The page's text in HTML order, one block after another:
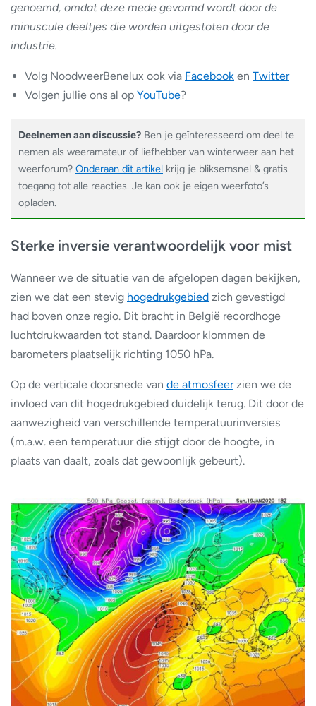
genoemd, omdat deze mede gevormd wordt door de
minuscule deeltjes die worden uitgestoten door de
industrie.
Volg NoodweerBenelux ook via Facebook en Twitter
Volgen jullie ons al op YouTube?
Deelnemen aan discussie? Ben je geïnteresseerd om deel te
nemen als weeramateur of liefhebber van winterweer aan het
weerforum? Onderaan dit artikel krijg je bliksemsnel & gratis
toegang tot alle reacties. Je kan ook je eigen weerfoto’s
opladen.
Sterke inversie verantwoordelijk voor mist
Wanneer we de situatie van de afgelopen dagen bekijken,
zien we dat een stevig hogedrukgebied zich gevestigd
had boven onze regio. Dit bracht in België recordhoge
luchtdrukwaarden tot stand. Daardoor klommen de
barometers plaatselijk richting 1050 hPa.
Op de verticale doorsnede van de atmosfeerzien we de
invloed van dit hogedrukgebied duidelijk terug. Dit door de
aanwezigheid van verschillende temperatuurinversies
(m.a.w. een temperatuur die stijgt door de hoogte, in
plaats van daalt, zoals dat gewoonlijk gebeurt).